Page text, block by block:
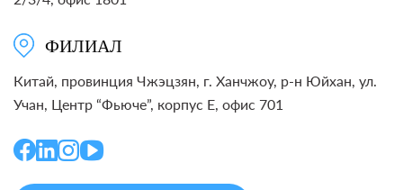
ФИЛИАЛ
Китай, провинция Чжэцзян, г. Ханчжоу, р-н Юйхан, ул.
Учан, Центр “Фьюче”, корпус E, офис 701